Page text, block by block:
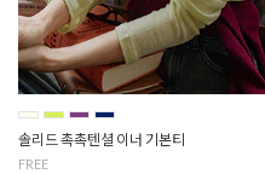
솔리드 촉촉텐셜 이너 기본티
FREE